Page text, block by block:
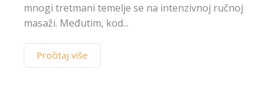
mnogi tretmani temelje se na intenzivnoj ručnoj
masaži. Međutim, kod...
Pročitaj više